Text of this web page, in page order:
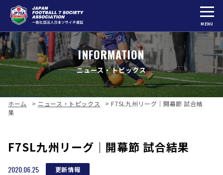
MENU
INFORMATION
ニュース・トピックス
ホーム > ニュース・トピックス >F7SL九州リーグ｜開幕節 試合結
果
F7SL九州リーグ｜開幕節 試合結果
2020.06.25 更新情報